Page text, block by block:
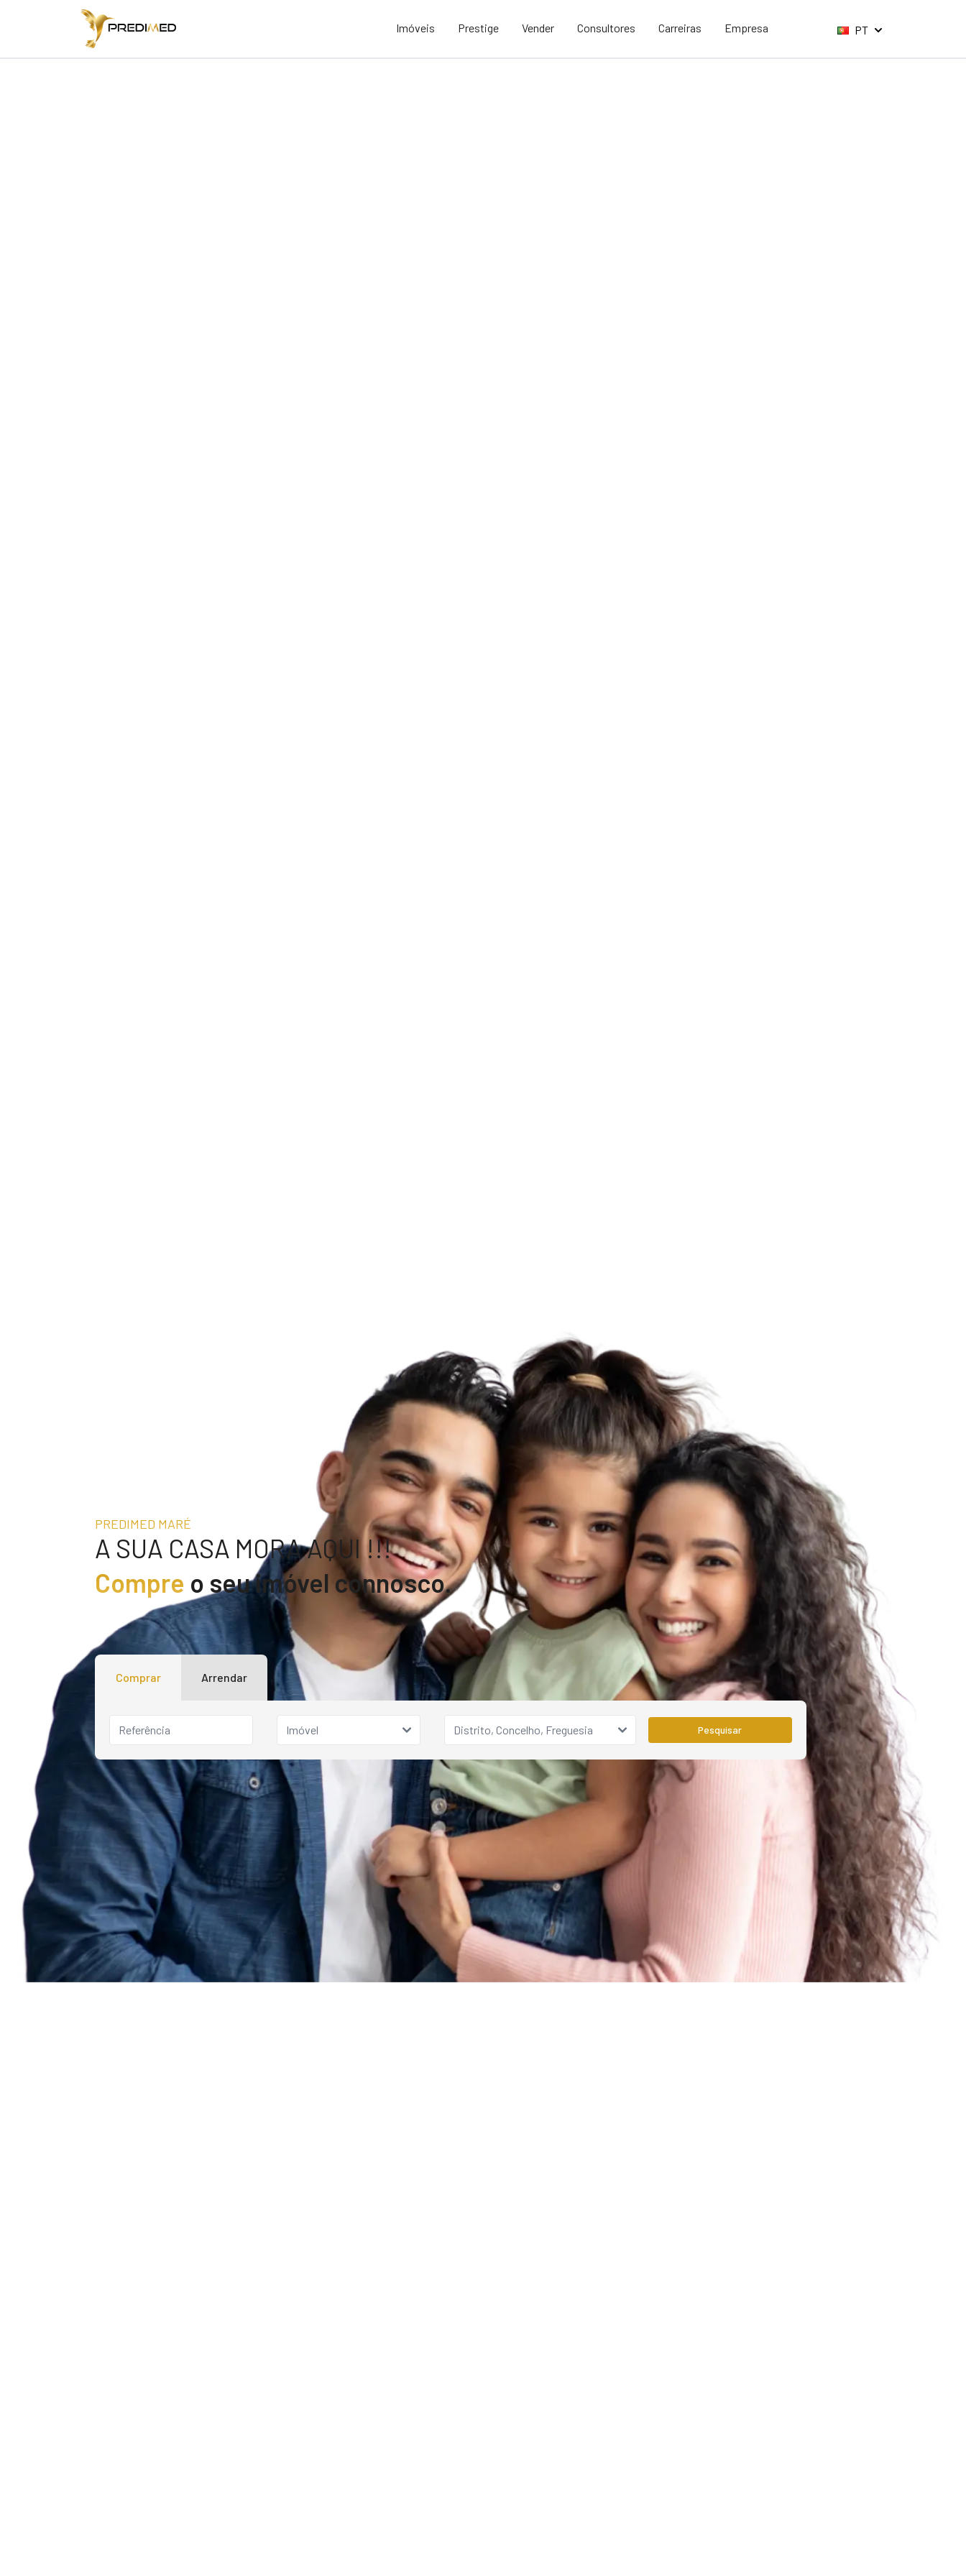
Imóveis Prestige Vender Consultores Carreiras Empresa PT
PREDIMED MARÉ
A SUA CASA MORA AQUI !!!
Compre o seu imóvel connosco.
Comprar Arrendar
Imóvel Distrito, Concelho, Freguesia Pesquisar